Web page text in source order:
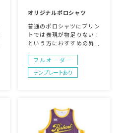
オリジナルポロシャツ
普通のポロシャツにプリン
トでは表現が物足りない！
という方におすすめの昇華
ーでの表現が可能なため、
グラデーションや襟の切り
返しに至るまでオリジナル
フルオーダー
テンプレートあり